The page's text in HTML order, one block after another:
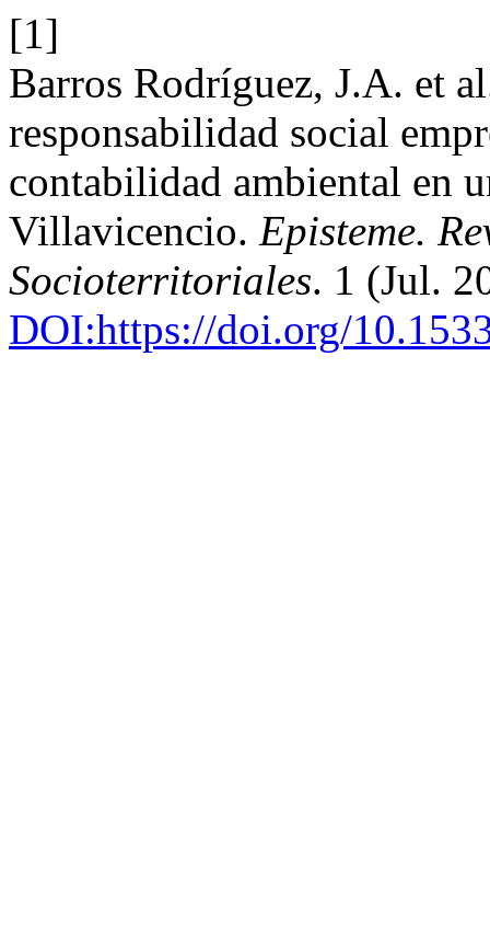
[1]
Barros Rodríguez, J.A. et
responsabilidad social
contabilidad ambiental en
Villavicencio. Episteme.
Socioterritoriales. 1 (Jul.
DOI:https://doi.org/